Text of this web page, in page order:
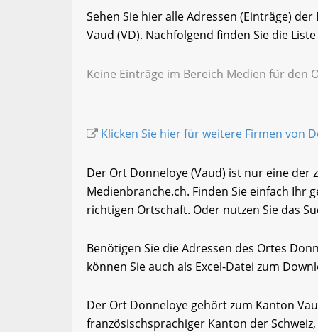
Sehen Sie hier alle Adressen (Einträge)
Vaud (VD). Nachfolgend finden Sie die
Keine Einträge im Bereich Medien für den
Klicken Sie hier für weitere Firmen von
Der Ort Donneloye (Vaud) ist nur eine der
Medienbranche.ch. Finden Sie einfach Ihr
richtigen Ortschaft. Oder nutzen Sie das
Benötigen Sie die Adressen des Ortes
können Sie auch als Excel-Datei zum
Der Ort Donneloye gehört zum Kanton
französischsprachiger Kanton der